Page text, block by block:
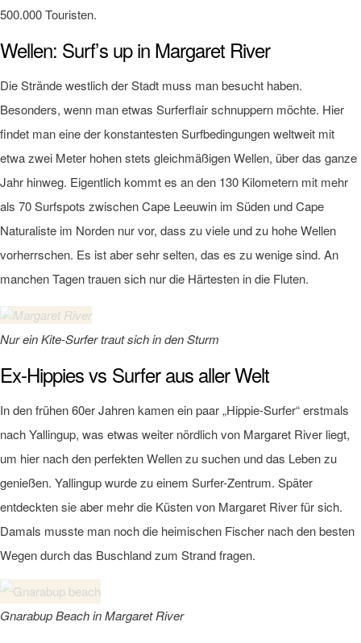
500.000 Touristen.
Wellen: Surf’s up in Margaret River
Die Strände westlich der Stadt muss man besucht haben.
Besonders, wenn man etwas Surferflair schnuppern möchte. Hier
findet man eine der konstantesten Surfbedingungen weltweit mit
etwa zwei Meter hohen stets gleichmäßigen Wellen, über das ganze
Jahr hinweg. Eigentlich kommt es an den 130 Kilometern mit mehr
als 70 Surfspots zwischen Cape Leeuwin im Süden und Cape
Naturaliste im Norden nur vor, dass zu viele und zu hohe Wellen
vorherrschen. Es ist aber sehr selten, das es zu wenige sind. An
manchen Tagen trauen sich nur die Härtesten in die Fluten.
Nur ein Kite-Surfer traut sich in den Sturm
Ex-Hippies vs Surfer aus aller Welt
In den frühen 60er Jahren kamen ein paar „Hippie-Surfer“ erstmals
nach Yallingup, was etwas weiter nördlich von Margaret River liegt,
um hier nach den perfekten Wellen zu suchen und das Leben zu
genießen. Yallingup wurde zu einem Surfer-Zentrum. Später
entdeckten sie aber mehr die Küsten von Margaret River für sich.
Damals musste man noch die heimischen Fischer nach den besten
Wegen durch das Buschland zum Strand fragen.
Gnarabup Beach in Margaret River